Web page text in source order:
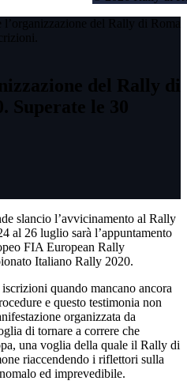
l’organizzazione del Rally di Roma
del Rally di
Superate le 30
slancio l’avvicinamento al Rally
al 26 luglio sarà l’appuntamento
FIA European Rally
Italiano Rally 2020.
quando mancano ancora
e questo testimonia non
organizzata da
di tornare a correre che
una voglia della quale il Rally di
riaccendendo i riflettori sulla
ed imprevedibile.